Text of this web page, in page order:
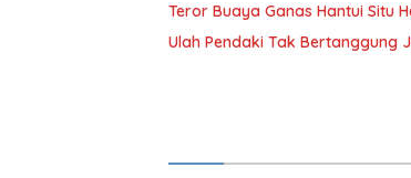
Teror Buaya Ganas Hantui Situ
Ulah Pendaki Tak Bertanggung